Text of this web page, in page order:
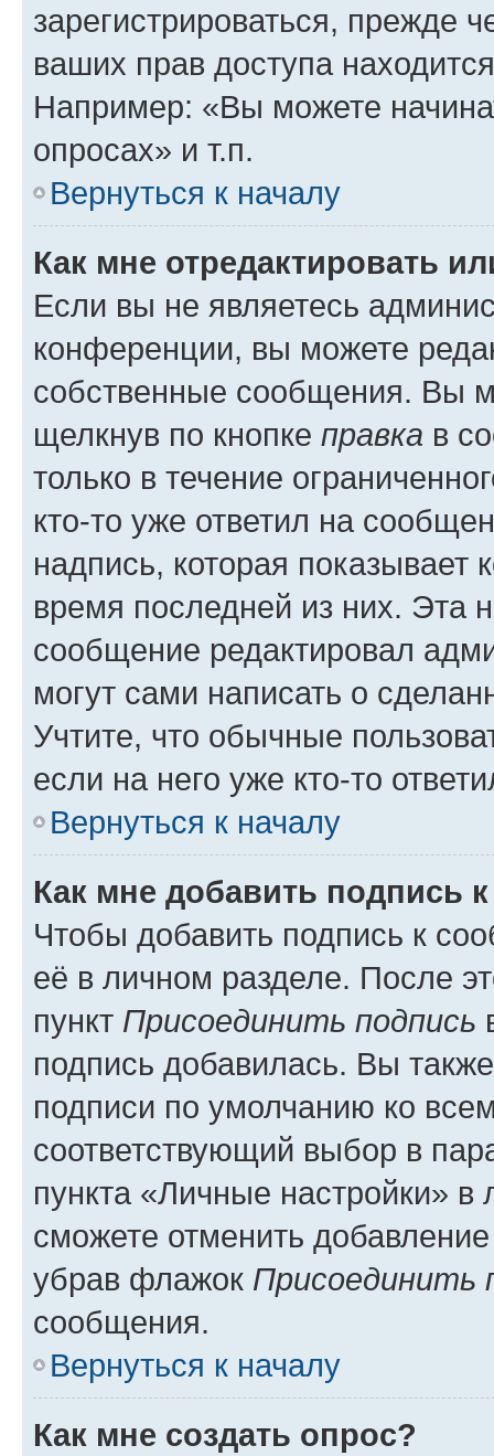
зарегистрироваться, прежде
ваших прав доступа
Например: «Вы можете
опросах» и т.п.
Вернуться к началу
Как мне отредактировать
Если вы не являетесь
конференции, вы можете
собственные сообщения. Вы
щелкнув по кнопке правка в
только в течение
кто-то уже ответил на
надпись, которая показывает
время последней из них. Эта
сообщение редактировал
могут сами написать о
Учтите, что обычные
если на него уже кто-то
Вернуться к началу
Как мне добавить подпись
Чтобы добавить подпись к
её в личном разделе. После
пункт Присоединить подпись
подпись добавилась. Вы
подписи по умолчанию ко
соответствующий выбор в
пункта «Личные настройки»
сможете отменить
убрав флажок Присоединить
сообщения.
Вернуться к началу
Как мне создать опрос?